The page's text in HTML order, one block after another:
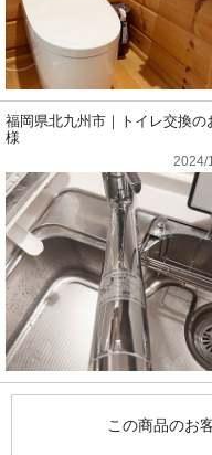
福岡県北九州市｜トイレ交換の
様
2024/
この商品のお